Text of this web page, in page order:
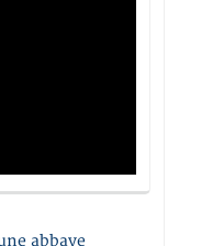
abbaye